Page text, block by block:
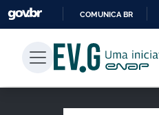
COMUNICA BR